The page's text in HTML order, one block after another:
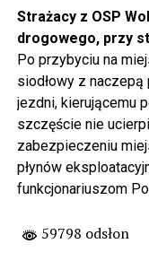
Strażacy z OSP
drogowego, przy
Po przybyciu na
siodłowy z
jezdni, kierującemu
szczęście nie
zabezpieczeniu
płynów
funkcjonariuszom
59798 odsłon